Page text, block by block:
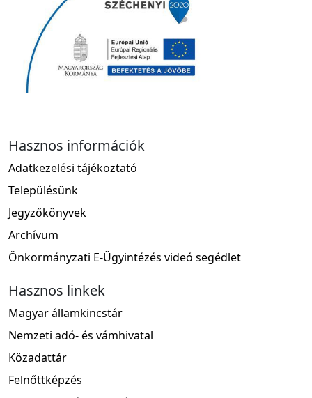
Hasznos információk
Adatkezelési tájékoztató
Településünk
Jegyzőkönyvek
Archívum
Önkormányzati E-Ügyintézés videó segédlet
Hasznos linkek
Magyar államkincstár
Nemzeti adó- és vámhivatal
Közadattár
Felnőttképzés